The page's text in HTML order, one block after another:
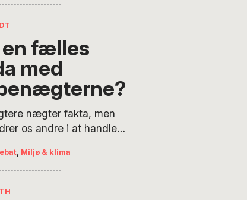
tilfældigheder til
dekadence og fordærv i
tror på det?
en fælles
med
nægter fakta, men
os andre i at handle,
fælles handling kan vi
passivitet,
Schjødt.
, Miljø & klima